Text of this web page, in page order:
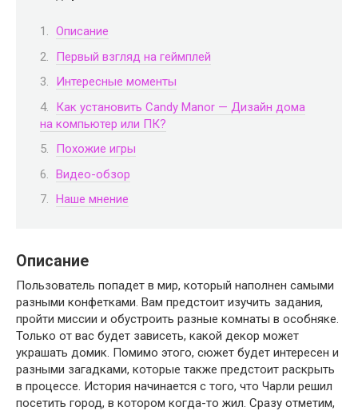
Описание
Первый взгляд на геймплей
Интересные моменты
Как установить Candy Manor — Дизайн дома
на компьютер или ПК?
Похожие игры
Видео-обзор
Наше мнение
Описание
Пользователь попадет в мир, который наполнен самыми
разными конфетками. Вам предстоит изучить задания,
пройти миссии и обустроить разные комнаты в особняке.
Только от вас будет зависеть, какой декор может
украшать домик. Помимо этого, сюжет будет интересен и
разными загадками, которые также предстоит раскрыть
в процессе. История начинается с того, что Чарли решил
посетить город, в котором когда-то жил. Сразу отметим,